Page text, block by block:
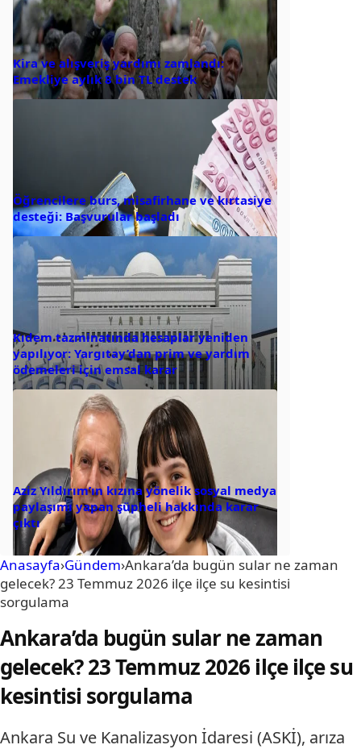
Kira ve alışveriş yardımı zamlandı:
Emekliye aylık 8 bin TL destek
Öğrencilere burs, misafirhane ve kırtasiye
desteği: Başvurular başladı
Kıdem tazminatında hesaplar yeniden
yapılıyor: Yargıtay’dan prim ve yardım
ödemeleri için emsal karar
Aziz Yıldırım’ın kızına yönelik sosyal medya
paylaşımı yapan şüpheli hakkında karar
çıktı
Anasayfa›Gündem›Ankara’da bugün sular ne zaman
gelecek? 23 Temmuz 2026 ilçe ilçe su kesintisi
sorgulama
Ankara’da bugün sular ne zaman
gelecek? 23 Temmuz 2026 ilçe ilçe su
kesintisi sorgulama
Ankara Su ve Kanalizasyon İdaresi (ASKİ), arıza